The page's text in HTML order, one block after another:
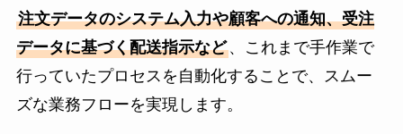
注文データのシステム入力や顧客への通知、受注
データに基づく配送指示など、これまで手作業で
行っていたプロセスを自動化することで、スムー
ズな業務フローを実現します。